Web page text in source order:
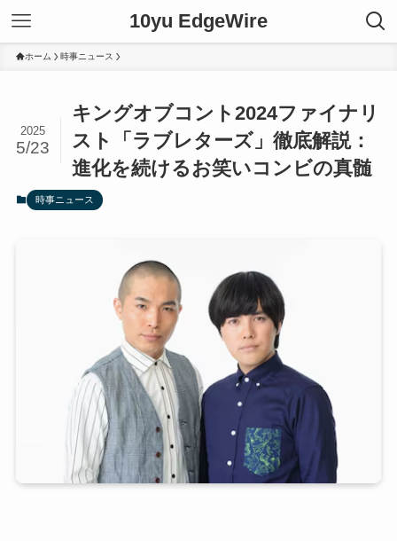
10yu EdgeWire
ホーム 時事ニュース
キングオブコント2024ファイナリ
スト「ラブレターズ」徹底解説：
進化を続けるお笑いコンビの真髄
2025
5/23
時事ニュース